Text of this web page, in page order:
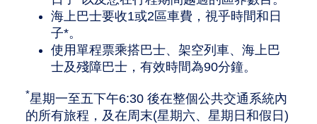
海上巴士要收1或2區車費，視乎時間和日
子*。
使用單程票乘搭巴士、架空列車、海上巴
士及殘障巴士，有效時間為90分鐘。
*星期一至五下午6:30 後在整個公共交通系統內
的所有旅程，及在周末(星期六、星期日和假日)